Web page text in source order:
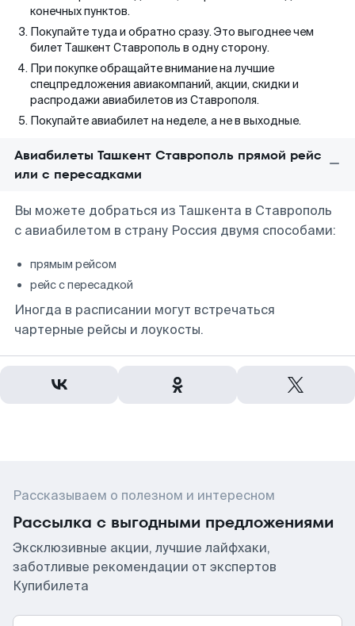
конечных пунктов.
Покупайте туда и обратно сразу. Это выгоднее чем
билет Ташкент Ставрополь в одну сторону.
При покупке обращайте внимание на лучшие
спецпредложения авиакомпаний, акции, скидки и
распродажи авиабилетов из Ставрополя.
Покупайте авиабилет на неделе, а не в выходные.
Авиабилеты Ташкент Ставрополь прямой рейс
или с пересадками
Вы можете добраться из Ташкента в Ставрополь
с авиабилетом в страну Россия двумя способами:
прямым рейсом
рейс с пересадкой
Иногда в расписании могут встречаться
чартерные рейсы и лоукосты.
Рассказываем о полезном и интересном
Рассылка с выгодными предложениями
Эксклюзивные акции, лучшие лайфхаки,
заботливые рекомендации от экспертов
Купибилета